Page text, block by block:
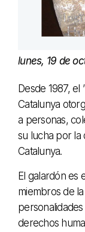
lunes, 19 de
Desde 1987, el
Catalunya
a personas,
su lucha por la
Catalunya.
El galardón es
miembros de
derechos